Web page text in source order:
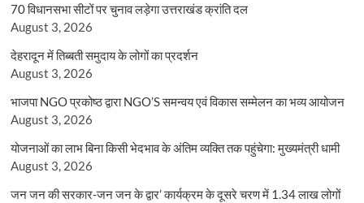
70 विधानसभा सीटों पर चुनाव लड़ेगा उत्तराखंड क्रांति दल
August 3, 2026
देहरादून में तिब्बती समुदाय के लोगों का प्रदर्शन
August 3, 2026
भाजपा NGO प्रकोष्ठ द्वारा NGO’S समन्वय एवं विकास सम्मेलन का भव्य आयोजन
August 3, 2026
योजनाओं का लाभ बिना किसी भेदभाव के अंतिम व्यक्ति तक पहुंचेगा: मुख्यमंत्री धामी
August 3, 2026
जन जन की सरकार-जन जन के द्वार’ कार्यक्रम के दूसरे चरण में 1.34 लाख लोगों